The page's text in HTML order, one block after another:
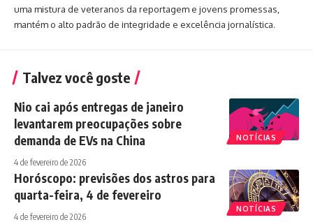
uma mistura de veteranos da reportagem e jovens promessas,
mantém o alto padrão de integridade e excelência jornalística.
Talvez você goste
NOTÍCIAS
Nio cai após entregas de janeiro
levantarem preocupações sobre
demanda de EVs na China
4 de fevereiro de 2026
NOTÍCIAS
Horóscopo: previsões dos astros para
quarta-feira, 4 de fevereiro
4 de fevereiro de 2026